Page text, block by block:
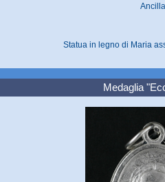
Statua in legno di Maria
Medaglia